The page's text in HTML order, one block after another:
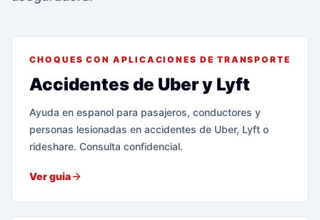
CHOQUES CON APLICACIONES DE TRANSPORTE
Accidentes de Uber y Lyft
Ayuda en espanol para pasajeros, conductores y
personas lesionadas en accidentes de Uber, Lyft o
rideshare. Consulta confidencial.
Ver guia